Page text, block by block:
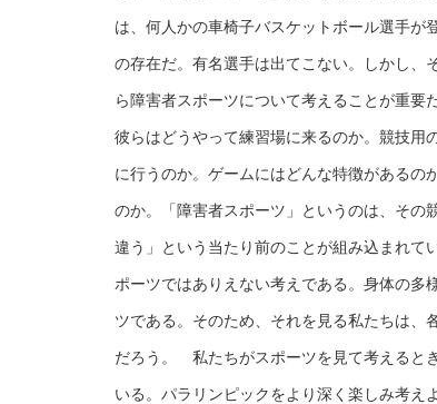
は、何人かの車椅子バスケットボール選手が
の存在だ。有名選手は出てこない。しかし、
ら障害者スポーツについて考えることが重要
彼らはどうやって練習場に来るのか。競技用
に行うのか。ゲームにはどんな特徴があるの
のか。「障害者スポーツ」というのは、その
違う」という当たり前のことが組み込まれて
ポーツではありえない考えである。身体の多
ツである。そのため、それを見る私たちは、
だろう。 私たちがスポーツを見て考えると
いる。パラリンピックをより深く楽しみ考え